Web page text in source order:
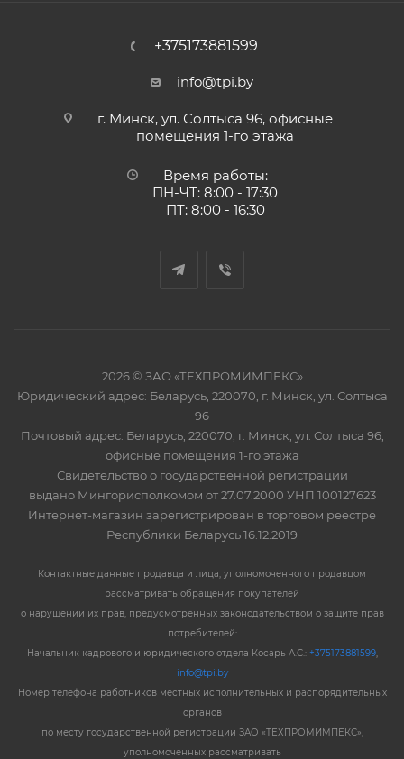
+375173881599
info@tpi.by
г. Минск, ул. Солтыса 96, офисные
помещения 1-го этажа
Время работы:
ПН-ЧТ: 8:00 - 17:30
ПТ: 8:00 - 16:30
2026 © ЗАО «ТЕХПРОМИМПЕКС»
Юридический адрес: Беларусь, 220070, г. Минск, ул. Солтыса
96
Почтовый адрес: Беларусь, 220070, г. Минск, ул. Солтыса 96,
офисные помещения 1-го этажа
Свидетельство о государственной регистрации
выдано Мингорисполкомом от 27.07.2000 УНП 100127623
Интернет-магазин зарегистрирован в торговом реестре
Республики Беларусь 16.12.2019
Контактные данные продавца и лица, уполномоченного продавцом
рассматривать обращения покупателей
о нарушении их прав, предусмотренных законодательством о защите прав
потребителей:
Начальник кадрового и юридического отдела Косарь А.С.: +375173881599,
info@tpi.by
Номер телефона работников местных исполнительных и распорядительных
органов
по месту государственной регистрации ЗАО «ТЕХПРОМИМПЕКС»,
уполномоченных рассматривать